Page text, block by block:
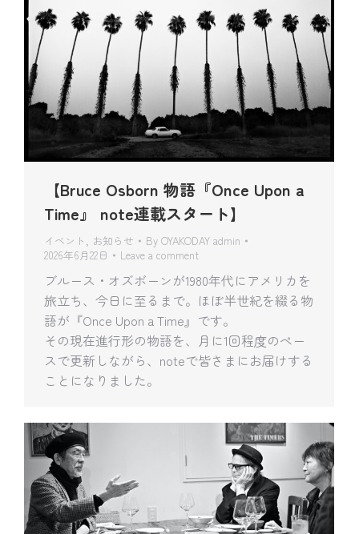
【Bruce Osborn 物語『Once Upon a
Time』 note連載スタート】
イベント , お知らせ By OYAKODAY admin
2026年6月22日
Leave a comment
ブルース・オズボーンが1980年代にアメリカを
旅立ち、今日に至るまで。ほぼ半世紀を綴る物
語が『Once Upon a Time』です。
その現在進行形の物語を、月に1回程度のペー
スで更新しながら、noteで皆さまにお届けする
ことになりました。